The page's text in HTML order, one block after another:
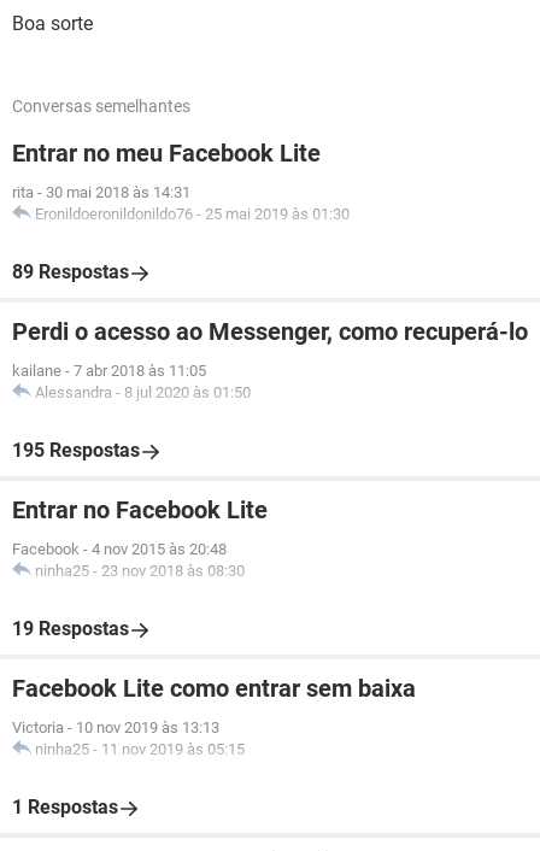
Boa sorte
Conversas semelhantes
Entrar no meu Facebook Lite
rita - 30 mai 2018 às 14:31
Eronildoeronildonildo76 - 25 mai 2019 às 01:30
89 Respostas
Perdi o acesso ao Messenger, como recuperá-lo
kailane - 7 abr 2018 às 11:05
Alessandra - 8 jul 2020 às 01:50
195 Respostas
Entrar no Facebook Lite
Facebook - 4 nov 2015 às 20:48
ninha25 - 23 nov 2018 às 08:30
19 Respostas
Facebook Lite como entrar sem baixa
Victoria - 10 nov 2019 às 13:13
ninha25 - 11 nov 2019 às 05:15
1 Respostas